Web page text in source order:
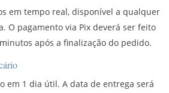
em tempo real, disponível a qualquer
O pagamento via Pix deverá ser feito
após a finalização do pedido.
em 1 dia útil. A data de entrega será